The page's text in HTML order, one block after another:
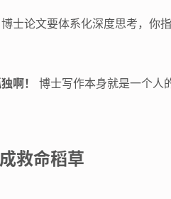
士论文要体系化深度思考，你
啊！
博士写作本身就是一个人
救命稻草